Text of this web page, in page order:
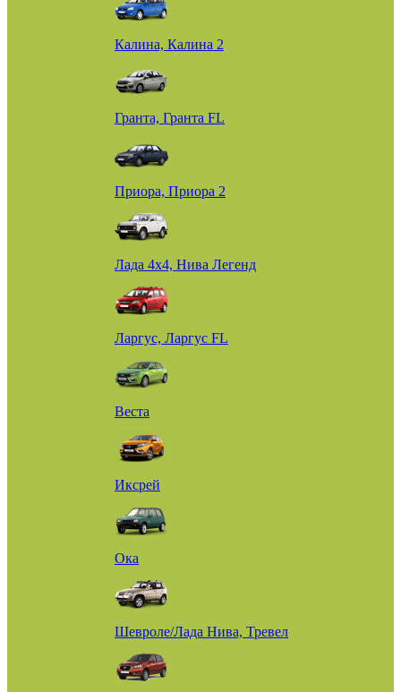
Калина, Калина 2
Гранта, Гранта FL
Приора, Приора 2
Лада 4х4, Нива Легенд
Ларгус, Ларгус FL
Веста
Иксрей
Ока
Шевроле/Лада Нива, Тревел